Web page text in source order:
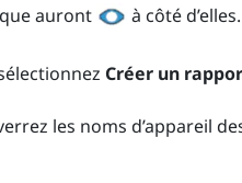
auront
à côté d’elles.
Créer un
les noms d’appareil